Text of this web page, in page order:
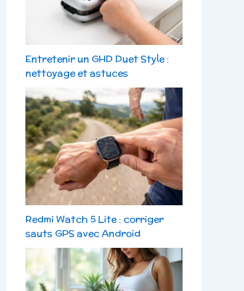
Entretenir un GHD Duet Style :
nettoyage et astuces
Redmi Watch 5 Lite : corriger
sauts GPS avec Android